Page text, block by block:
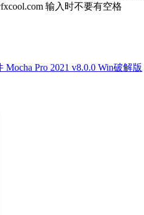
输入时不要有空格
Pro 2021 v8.0.0 Win破解版